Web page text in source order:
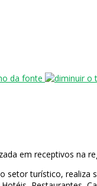
da fonte
em receptivos na
setor turístico,